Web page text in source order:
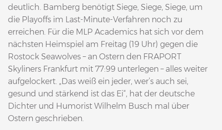
deutlich. Bamberg benötigt Siege, Siege, Siege, um
die Playoffs im Last-Minute-Verfahren noch zu
erreichen. Für die MLP Academics hat sich vor dem
nächsten Heimspiel am Freitag (19 Uhr) gegen die
Rostock Seawolves – an Ostern den FRAPORT
Skyliners Frankfurt mit 77:99 unterlegen – alles weiter
aufgelockert. „Das weiß ein jeder, wer’s auch sei,
gesund und stärkend ist das Ei“, hat der deutsche
Dichter und Humorist Wilhelm Busch mal über
Ostern geschrieben.